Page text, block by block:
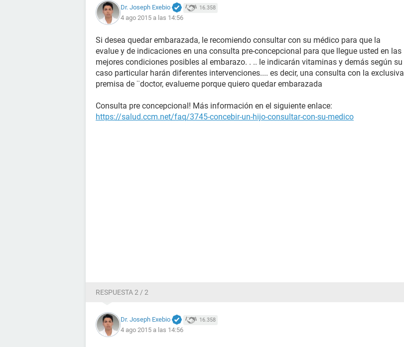
Dr. Joseph Exebio 16.358
4 ago 2015 a las 14:56
Si desea quedar embarazada, le recomiendo consultar con su médico para que la
evalue y de indicaciones en una consulta pre-concepcional para que llegue usted en las
mejores condiciones posibles al embarazo. . .. le indicarán vitaminas y demás según su
caso particular harán diferentes intervenciones.... es decir, una consulta con la exclusiva
premisa de ¨doctor, evalueme porque quiero quedar embarazada
Consulta pre concepcional! Más información en el siguiente enlace:
https://salud.ccm.net/faq/3745-concebir-un-hijo-consultar-con-su-medico
RESPUESTA 2 / 2
Dr. Joseph Exebio 16.358
4 ago 2015 a las 14:56